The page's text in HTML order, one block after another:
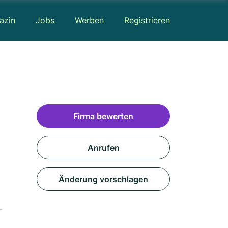
Jobs Werben Registrieren
Firma bewerten
Anrufen
Änderung vorschlagen